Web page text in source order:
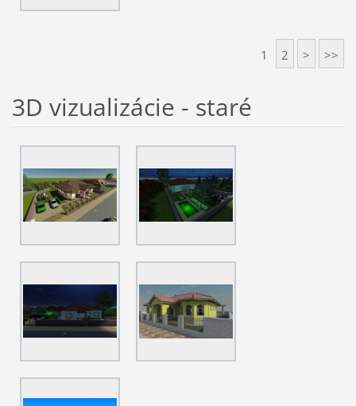
1 2 > >>
3D vizualizácie - staré